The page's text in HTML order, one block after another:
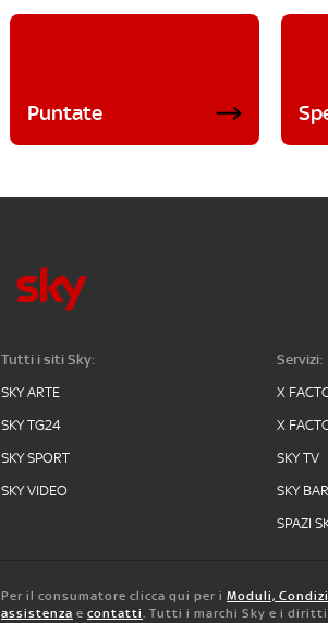
Puntate
Tutti i siti Sky:
SKY ARTE
SKY TG24
SKY SPORT
SKY VIDEO
Servizi:
X
X
SKY TV
SKY BAR
SPAZI
Per il consumatore clicca qui per i Moduli,
assistenza e contatti. Tutti i marchi Sky e i